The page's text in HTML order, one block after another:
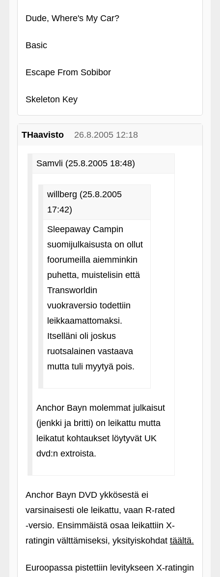
Dude, Where's My Car?
Basic
Escape From Sobibor
Skeleton Key
THaavisto 26.8.2005 12:18
Samvli (25.8.2005 18:48)
willberg (25.8.2005
17:42)
Sleepaway Campin
suomijulkaisusta on ollut
foorumeilla aiemminkin
puhetta, muistelisin että
Transworldin
vuokraversio todettiin
leikkaamattomaksi.
Itselläni oli joskus
ruotsalainen vastaava
mutta tuli myytyä pois.
Anchor Bayn molemmat julkaisut
(jenkki ja britti) on leikattu mutta
leikatut kohtaukset löytyvät UK
dvd:n extroista.
Anchor Bayn DVD ykkösestä ei
varsinaisesti ole leikattu, vaan R-rated
‑versio. Ensimmäistä osaa leikattiin X-
ratingin välttämiseksi, yksityiskohdat täältä.
Euroopassa pistettiin levitykseen X-ratingin